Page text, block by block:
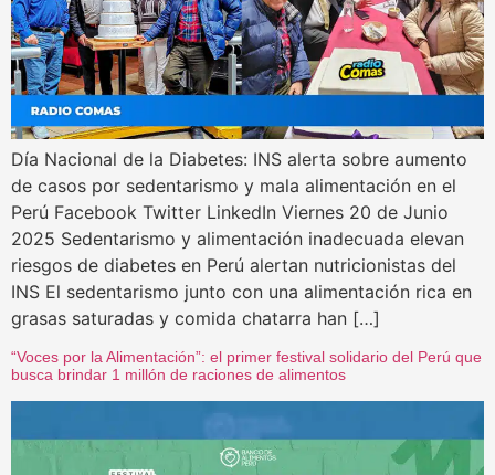
Día Nacional de la Diabetes: INS alerta sobre aumento
de casos por sedentarismo y mala alimentación en el
Perú Facebook Twitter LinkedIn Viernes 20 de Junio
2025 Sedentarismo y alimentación inadecuada elevan
riesgos de diabetes en Perú alertan nutricionistas del
INS El sedentarismo junto con una alimentación rica en
grasas saturadas y comida chatarra han […]
“Voces por la Alimentación”: el primer festival solidario del Perú que
busca brindar 1 millón de raciones de alimentos